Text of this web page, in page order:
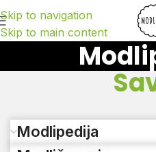
Skip to navigation
Skip to main content
Modlipedija